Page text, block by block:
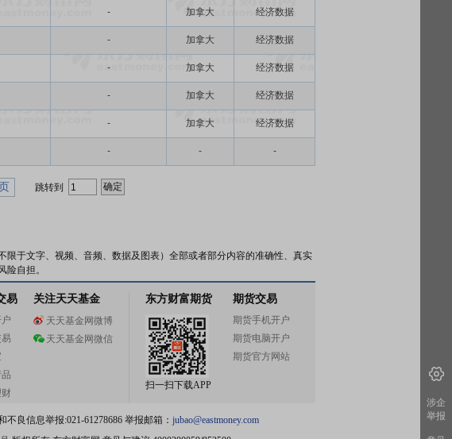
- 加拿大
经济数据
- 加拿大
经济数据
- 加拿大
经济数据
- 加拿大
经济数据
- 加拿大
经济数据
- - -
跳转到
于文字、视频、音频、数据及图表）全部或者部分内容的准确性、真实
自担。
易 关注天天基金
天天基金网微博
天天基金网微信
东方财富期货
扫一扫下载APP
期货交易
期货手机开户
期货电脑开户
期货官方网站
良信息举报:021-61278686 举报邮箱： jubao@eastmoney.com
涉企
举报